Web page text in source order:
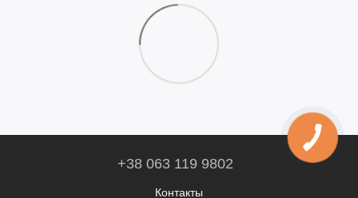
+38 063 119 9802
Контакты